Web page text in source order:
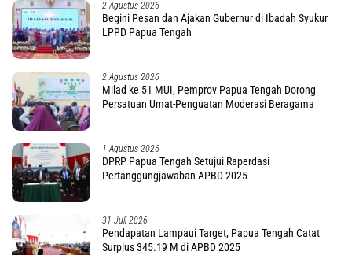
2 Agustus 2026
Begini Pesan dan Ajakan Gubernur di Ibadah Syukur
LPPD Papua Tengah
2 Agustus 2026
Milad ke 51 MUI, Pemprov Papua Tengah Dorong
Persatuan Umat-Penguatan Moderasi Beragama
1 Agustus 2026
DPRP Papua Tengah Setujui Raperdasi
Pertanggungjawaban APBD 2025
31 Juli 2026
Pendapatan Lampaui Target, Papua Tengah Catat
Surplus 345.19 M di APBD 2025